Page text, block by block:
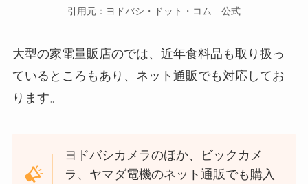
引用元：ヨドバシ・ドット・コム 公式
大型の家電量販店のでは、近年食料品も取り扱っ
ているところもあり、ネット通販でも対応してお
ります。
ヨドバシカメラのほか、ビックカメ
ラ、ヤマダ電機のネット通販でも購入